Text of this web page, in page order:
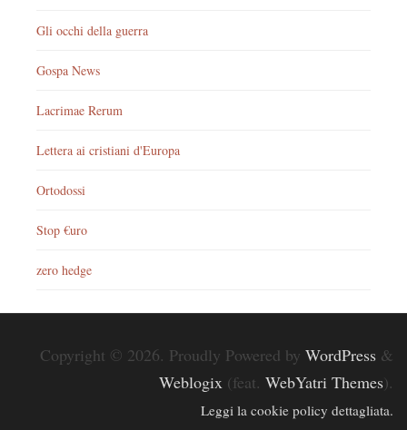
Gli occhi della guerra
Gospa News
Lacrimae Rerum
Lettera ai cristiani d'Europa
Ortodossi
Stop €uro
zero hedge
Copyright © 2026. Proudly Powered by WordPress &
Weblogix (feat. WebYatri Themes).
Leggi la cookie policy dettagliata.